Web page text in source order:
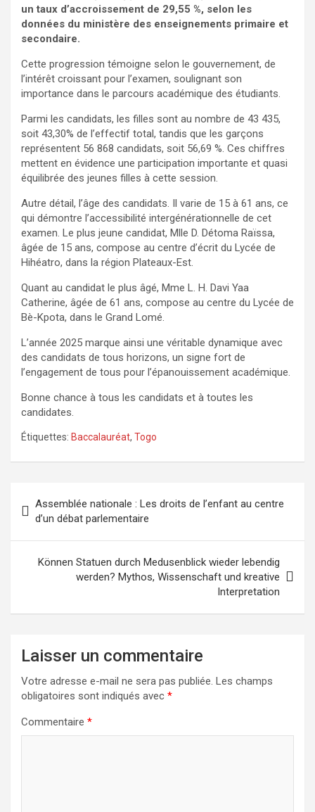
un taux d’accroissement de 29,55 %, selon les
données du ministère des enseignements primaire et
secondaire.
Cette progression témoigne selon le gouvernement, de
l’intérêt croissant pour l’examen, soulignant son
importance dans le parcours académique des étudiants.
Parmi les candidats, les filles sont au nombre de 43 435,
soit 43,30% de l’effectif total, tandis que les garçons
représentent 56 868 candidats, soit 56,69 %. Ces chiffres
mettent en évidence une participation importante et quasi
équilibrée des jeunes filles à cette session.
Autre détail, l’âge des candidats. Il varie de 15 à 61 ans, ce
qui démontre l’accessibilité intergénérationnelle de cet
examen. Le plus jeune candidat, Mlle D. Détoma Raïssa,
âgée de 15 ans, compose au centre d’écrit du Lycée de
Hihéatro, dans la région Plateaux-Est.
Quant au candidat le plus âgé, Mme L. H. Davi Yaa
Catherine, âgée de 61 ans, compose au centre du Lycée de
Bè-Kpota, dans le Grand Lomé.
L’année 2025 marque ainsi une véritable dynamique avec
des candidats de tous horizons, un signe fort de
l’engagement de tous pour l’épanouissement académique.
Bonne chance à tous les candidats et à toutes les
candidates.
Étiquettes: Baccalauréat, Togo
de
l’article
Assemblée nationale : Les droits de l’enfant au centre
d’un débat parlementaire
Können Statuen durch Medusenblick wieder lebendig
werden? Mythos, Wissenschaft und kreative
Interpretation
Laisser un commentaire
Votre adresse e-mail ne sera pas publiée. Les champs
obligatoires sont indiqués avec *
Commentaire *